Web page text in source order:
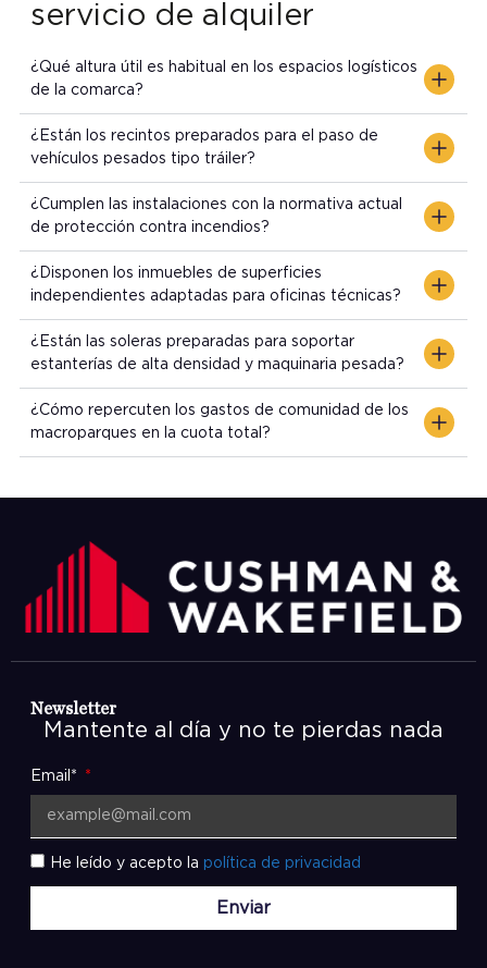
servicio de alquiler
¿Qué altura útil es habitual en los espacios logísticos
de la comarca?
¿Están los recintos preparados para el paso de
vehículos pesados tipo tráiler?
¿Cumplen las instalaciones con la normativa actual
de protección contra incendios?
¿Disponen los inmuebles de superficies
independientes adaptadas para oficinas técnicas?
¿Están las soleras preparadas para soportar
estanterías de alta densidad y maquinaria pesada?
¿Cómo repercuten los gastos de comunidad de los
macroparques en la cuota total?
Newsletter
Mantente al día y no te pierdas nada
Email*
He leído y acepto la política de privacidad
Enviar